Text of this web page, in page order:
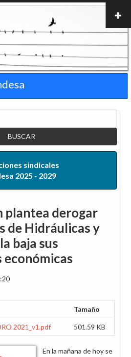
sindicales
2025 - 2029
plantea derogar
de Hidráulicas y
baja sus
económicas
Tamaño
2021_v1.pdf 501.59 KB
En la mañana de hoy se